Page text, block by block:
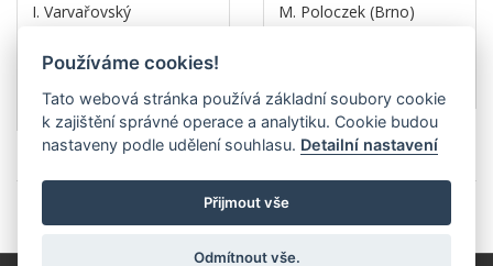
I. Varvařovský
M. Poloczek (Brno)
Používáme cookies!
Tato webová stránka používá základní soubory cookie
k zajištění správné operace a analytiku. Cookie budou
nastaveny podle udělení souhlasu. Detailní nastavení
Přijmout vše
Odmítnout vše.